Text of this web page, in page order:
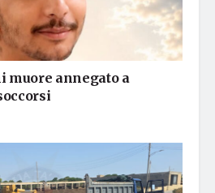
muore annegato a